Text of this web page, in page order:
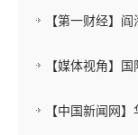
【第一财经】
【媒体视角】
【中国新闻网